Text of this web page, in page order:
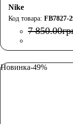
Nike
FB7827-
7 850.00
Новинка-49%